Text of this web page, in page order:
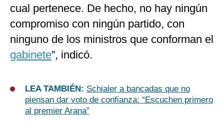
cual pertenece. De hecho, no hay ningún
compromiso con ningún partido, con
ninguno de los ministros que conforman el
gabinete”, indicó.
LEA TAMBIÉN: Schialer a bancadas que no
piensan dar voto de confianza: “Escuchen primero
al premier Arana”